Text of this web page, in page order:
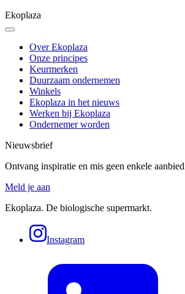
Ekoplaza
Over Ekoplaza
Onze principes
Keurmerken
Duurzaam ondernemen
Winkels
Ekoplaza in het nieuws
Werken bij Ekoplaza
Ondernemer worden
Nieuwsbrief
Ontvang inspiratie en mis geen enkele
Meld je aan
Ekoplaza. De biologische supermarkt.
Instagram